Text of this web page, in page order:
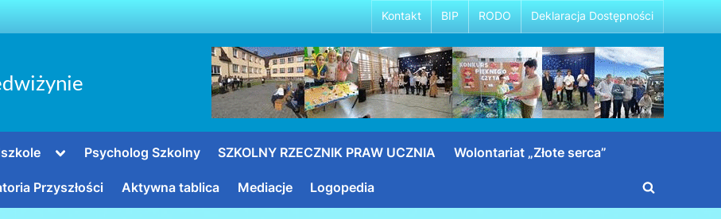
Kontakt BIP RODO Deklaracja Dostępności
TogglePsycholog Szkolny SZKOLNY RZECZNIK PRAW UCZNIA Wolontariat „Złote serca”
Przyszłości Aktywna tablica Mediacje Logopedia
Toggle